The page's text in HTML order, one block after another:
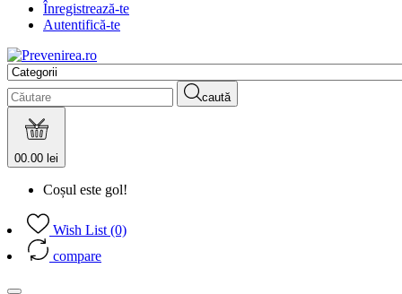
Înregistrează-te
Autentifică-te
caută
00.00 lei
Coșul este gol!
Wish List (0)
compare